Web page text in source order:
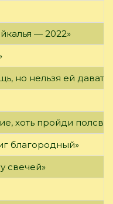
— 2022»
но нельзя ей давать
хоть пройди
благородный»
свечей»